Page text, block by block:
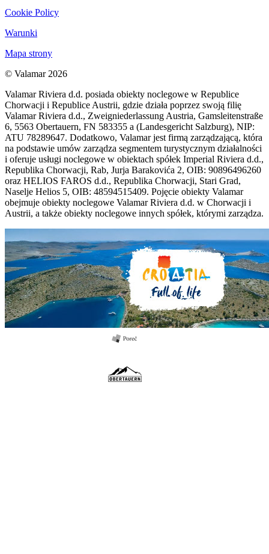
Cookie Policy
Warunki
Mapa strony
© Valamar 2026
Valamar Riviera d.d. posiada obiekty noclegowe w Republice
Chorwacji i Republice Austrii, gdzie działa poprzez swoją filię
Valamar Riviera d.d., Zweigniederlassung Austria, Gamsleitenstraße
6, 5563 Obertauern, FN 583355 a (Landesgericht Salzburg), NIP:
ATU 78289647. Dodatkowo, Valamar jest firmą zarządzającą, która
na podstawie umów zarządza segmentem turystycznym działalności
i oferuje usługi noclegowe w obiektach spółek Imperial Riviera d.d.,
Republika Chorwacji, Rab, Jurja Barakovića 2, OIB: 90896496260
oraz HELIOS FAROS d.d., Republika Chorwacji, Stari Grad,
Naselje Helios 5, OIB: 48594515409. Pojęcie obiekty Valamar
obejmuje obiekty noclegowe Valamar Riviera d.d. w Chorwacji i
Austrii, a także obiekty noclegowe innych spółek, którymi zarządza.